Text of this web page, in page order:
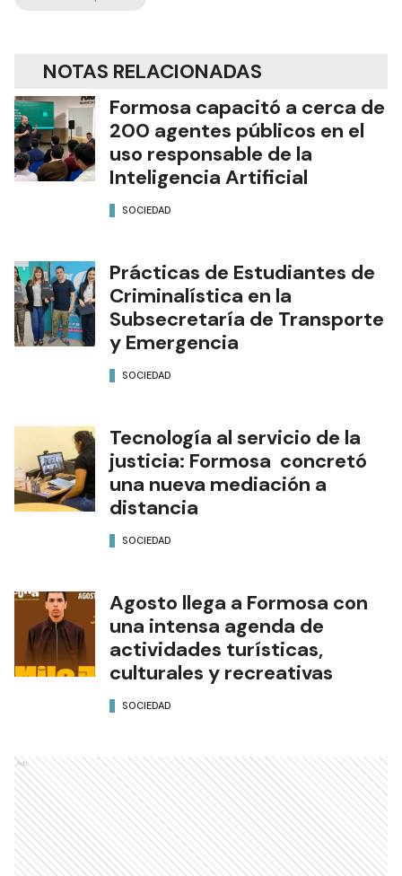
NOTAS RELACIONADAS
Formosa capacitó a cerca de
200 agentes públicos en el
uso responsable de la
Inteligencia Artificial
SOCIEDAD
Prácticas de Estudiantes de
Criminalística en la
Subsecretaría de Transporte
y Emergencia
SOCIEDAD
Tecnología al servicio de la
justicia: Formosa concretó
una nueva mediación a
distancia
SOCIEDAD
Agosto llega a Formosa con
una intensa agenda de
actividades turísticas,
culturales y recreativas
SOCIEDAD
Ads